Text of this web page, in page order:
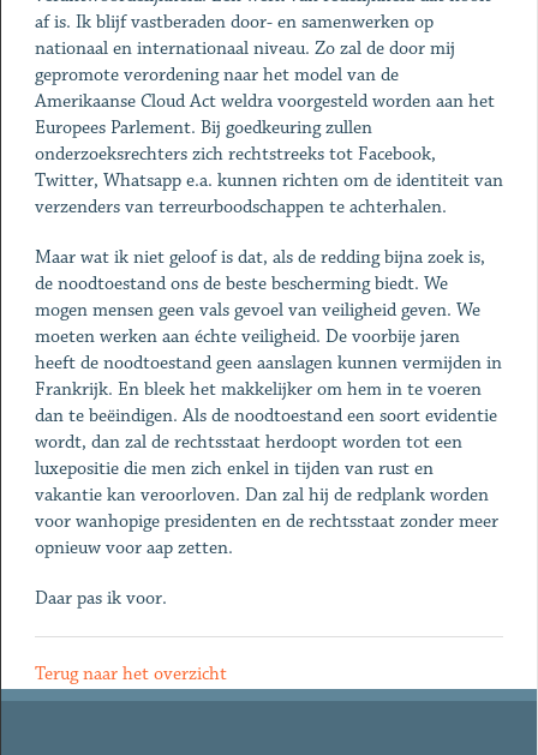
af is. Ik blijf vastberaden door- en samenwerken op
nationaal en internationaal niveau. Zo zal de door mij
gepromote verordening naar het model van de
Amerikaanse Cloud Act weldra voorgesteld worden aan het
Europees Parlement. Bij goedkeuring zullen
onderzoeksrechters zich rechtstreeks tot Facebook,
Twitter, Whatsapp e.a. kunnen richten om de identiteit van
verzenders van terreurboodschappen te achterhalen.
Maar wat ik niet geloof is dat, als de redding bijna zoek is,
de noodtoestand ons de beste bescherming biedt. We
mogen mensen geen vals gevoel van veiligheid geven. We
moeten werken aan échte veiligheid. De voorbije jaren
heeft de noodtoestand geen aanslagen kunnen vermijden in
Frankrijk. En bleek het makkelijker om hem in te voeren
dan te beëindigen. Als de noodtoestand een soort evidentie
wordt, dan zal de rechtsstaat herdoopt worden tot een
luxepositie die men zich enkel in tijden van rust en
vakantie kan veroorloven. Dan zal hij de redplank worden
voor wanhopige presidenten en de rechtsstaat zonder meer
opnieuw voor aap zetten.
Daar pas ik voor.
Terug naar het overzicht